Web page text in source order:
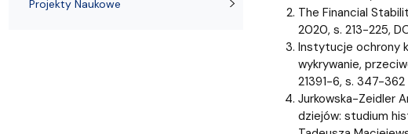
The Financial
2020, s. 213-225,
Instytucje ochrony
wykrywanie,
21391-6, s. 347-362
Jurkowska-Zeidler
dziejów: studium
Projekty Naukowe